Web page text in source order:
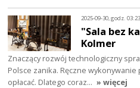
2025-09-30, godz. 03:23
"Sala bez
Kolmer
Znaczący rozwój technologiczny
Polsce zanika. Ręczne
opłacać. Dlatego coraz… » więcej